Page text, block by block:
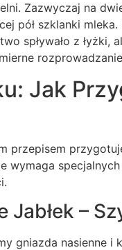
Zazwyczaj na
pół szklanki
spływało z
Jak
przepisem
wymaga
Jabłek –
gniazda nasienne